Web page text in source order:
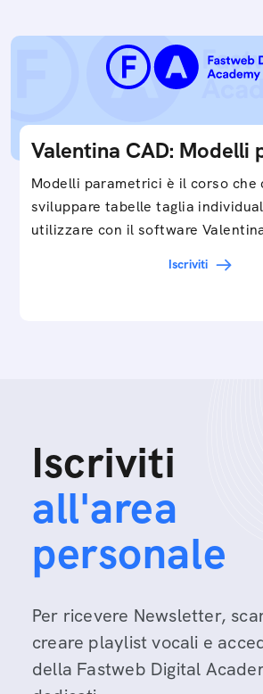
Valentina CAD: Modelli
Modelli parametrici è il corso che
sviluppare tabelle taglia
utilizzare con il software
Iscriviti
Iscriviti
all'area
personale
Per ricevere Newsletter,
creare playlist vocali e
della Fastweb Digital